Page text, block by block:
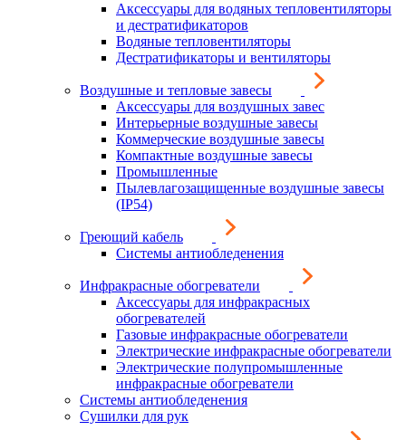
Аксессуары для водяных тепловентиляторы
и дестратификаторов
Водяные тепловентиляторы
Дестратификаторы и вентиляторы
Воздушные и тепловые завесы
Аксессуары для воздушных завес
Интерьерные воздушные завесы
Коммерческие воздушные завесы
Компактные воздушные завесы
Промышленные
Пылевлагозащищенные воздушные завесы
(IP54)
Греющий кабель
Системы антиобледенения
Инфракрасные обогреватели
Аксессуары для инфракрасных
обогревателей
Газовые инфракрасные обогреватели
Электрические инфракрасные обогреватели
Электрические полупромышленные
инфракрасные обогреватели
Системы антиобледенения
Сушилки для рук